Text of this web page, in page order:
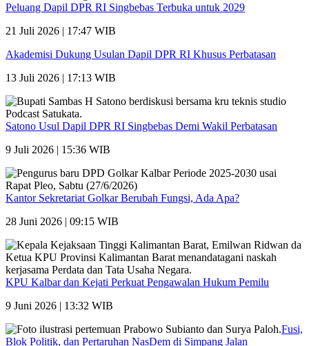
Peluang Dapil DPR RI Singbebas Terbuka untuk 2029
21 Juli 2026 | 17:47 WIB
Akademisi Dukung Usulan Dapil DPR RI Khusus Perbatasan
13 Juli 2026 | 17:13 WIB
Satono Usul Dapil DPR RI Singbebas Demi Wakil Perbatasan
9 Juli 2026 | 15:36 WIB
Kantor Sekretariat Golkar Berubah Fungsi, Ada Apa?
28 Juni 2026 | 09:15 WIB
KPU Kalbar dan Kejati Perkuat Pengawalan Hukum Pemilu
9 Juni 2026 | 13:32 WIB
Fusi,
Blok Politik, dan Pertaruhan NasDem di Simpang Jalan